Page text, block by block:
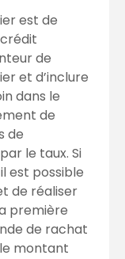
est de
de
et d’inclure
dans le
de
de
le taux. Si
est possible
de réaliser
première
de rachat
montant